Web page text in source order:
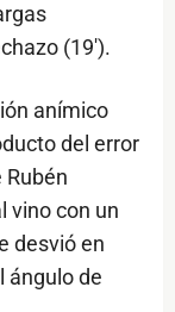
(19').
anímico
del error
Rubén
vino con un
desvió en
ángulo de